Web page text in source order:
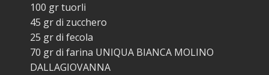
100 gr tuorli
45 gr di zucchero
25 gr di fecola
70 gr di farina UNIQUA BIANCA MOLINO
DALLAGIOVANNA